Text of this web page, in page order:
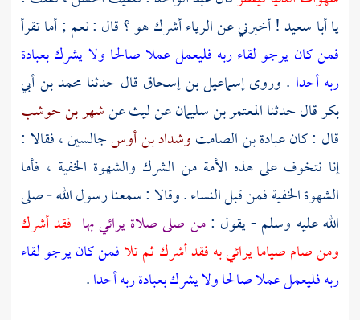
ياأبا سعيد! أخبرني عن الرياء أشرك هو ؟ قال : نعم ; أما تقرأ
فمن كان يرجو لقاء ربه فليعمل عملا صالحا ولا يشرك بعبادة
ربه أحدا . وروىإسماعيل بن إسحاق قال حدثنا محمد بن أبي
بكرقال حدثناالمعتمر بن سليمانعنليثعنشهر بن حوشب
قال : كانعبادة بن الصامتوشداد بن أوسجالسين ، فقالا :
إنا نتخوف على هذه الأمة من الشرك والشهوة الخفية ، فأما
الشهوة الخفية فمن قبل النساء . وقالا : سمعنا رسول الله - صلى
الله عليه وسلم - يقول :من صلى صلاة يرائي بها فقد أشرك
ومن صام صياما يرائي به فقد أشرك ثم تلافمن كان يرجو لقاء
ربه فليعمل عملا صالحا ولا يشرك بعبادة ربه أحدا.